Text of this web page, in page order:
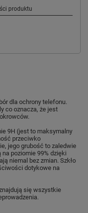
produktu
dla ochrony telefonu.
co oznacza, że jest
9H (jest to maksymalny
przeciwko
jego grubość to zaledwie
poziomie 99% dzięki
niemal bez zmian. Szkło
dotykowe na
się wszystkie